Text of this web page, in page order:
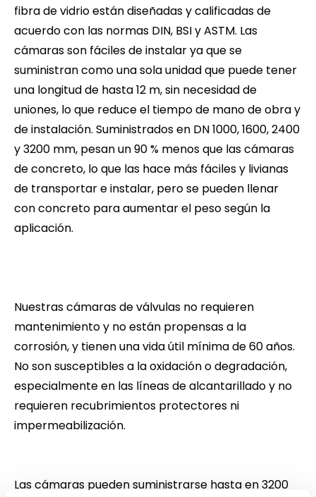
fibra de vidrio están diseñadas y calificadas de
acuerdo con las normas DIN, BSI y ASTM. Las
cámaras son fáciles de instalar ya que se
suministran como una sola unidad que puede tener
una longitud de hasta 12 m, sin necesidad de
uniones, lo que reduce el tiempo de mano de obra y
de instalación. Suministrados en DN 1000, 1600, 2400
y 3200 mm, pesan un 90 % menos que las cámaras
de concreto, lo que las hace más fáciles y livianas
de transportar e instalar, pero se pueden llenar
con concreto para aumentar el peso según la
aplicación.
Nuestras cámaras de válvulas no requieren
mantenimiento y no están propensas a la
corrosión, y tienen una vida útil mínima de 60 años.
No son susceptibles a la oxidación o degradación,
especialmente en las líneas de alcantarillado y no
requieren recubrimientos protectores ni
impermeabilización.
Las cámaras pueden suministrarse hasta en 3200